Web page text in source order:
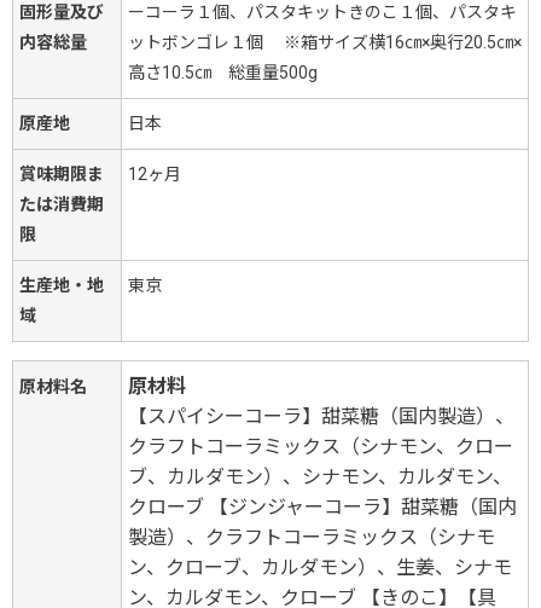
固形量及び
内容総量
ーコーラ１個、パスタキットきのこ１個、パスタキ
ットボンゴレ１個 ※箱サイズ横16㎝×奥行20.5㎝×
高さ10.5㎝ 総重量500g
原産地 日本
賞味期限ま
たは消費期
限
12ヶ月
生産地・地
域
東京
原材料名
原材料
【スパイシーコーラ】甜菜糖（国内製造）、
クラフトコーラミックス（シナモン、クロー
ブ、カルダモン）、シナモン、カルダモン、
クローブ 【ジンジャーコーラ】甜菜糖（国内
製造）、クラフトコーラミックス（シナモ
ン、クローブ、カルダモン）、生姜、シナモ
ン、カルダモン、クローブ 【きのこ】【具